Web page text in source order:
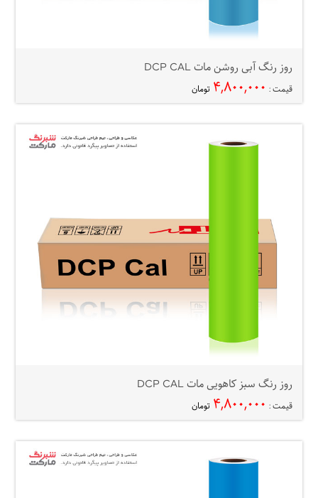
روز رنگ آبی روشن مات DCP CAL
قیمت : ۴,۸۰۰,۰۰۰ تومان
روز رنگ سبز کاهویی مات DCP CAL
قیمت : ۴,۸۰۰,۰۰۰ تومان